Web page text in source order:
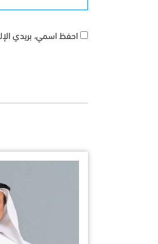
احفظ اسمي، بريدي